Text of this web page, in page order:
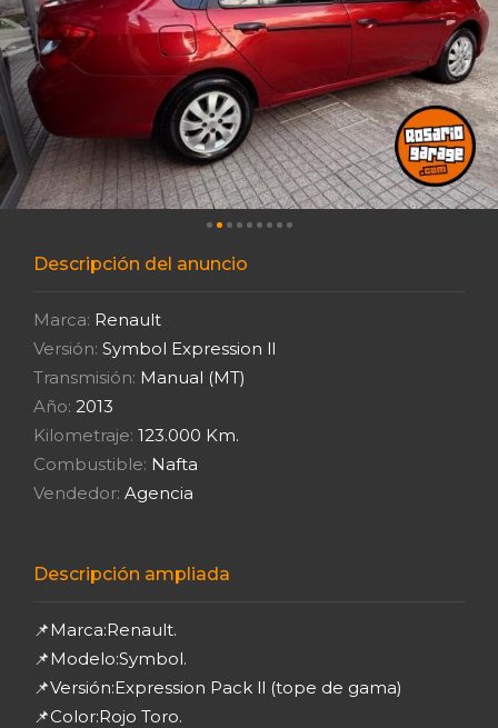
Descripción del anuncio
Marca: Renault
Versión: Symbol Expression ll
Transmisión: Manual (MT)
Año: 2013
Kilometraje: 123.000 Km.
Combustible: Nafta
Vendedor: Agencia
Descripción ampliada
📌Marca:Renault.
📌Modelo:Symbol.
📌Versión:Expression Pack ll (tope de gama)
📌Color:Rojo Toro.